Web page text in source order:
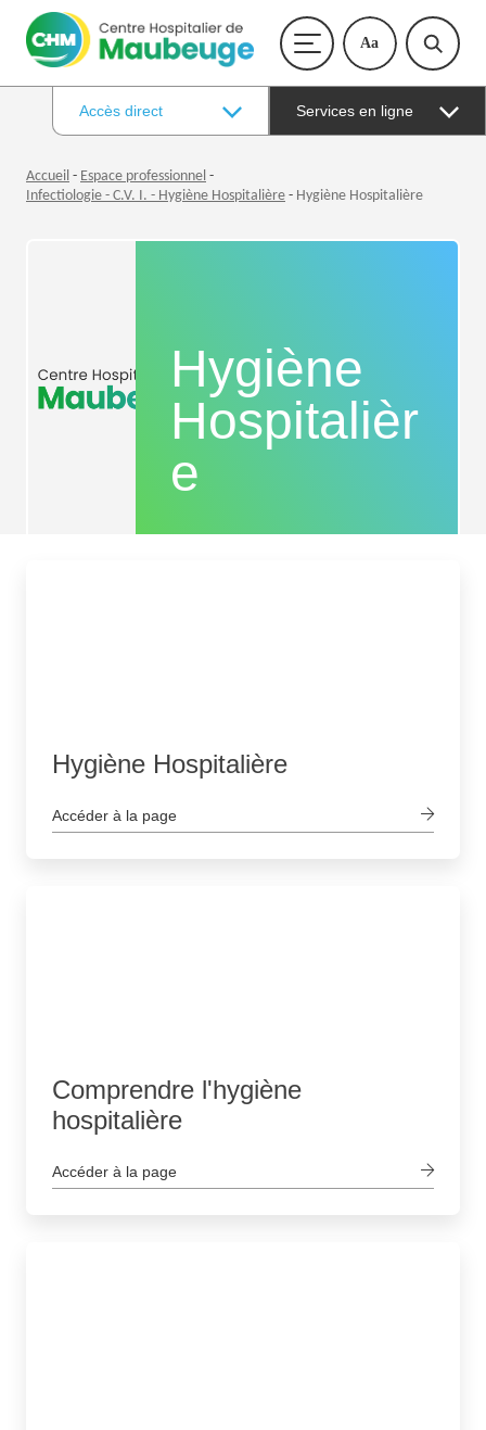
Aa
Accès direct Services en ligne
Accueil - Espace professionnel -
Infectiologie - C.V. I. - Hygiène Hospitalière - Hygiène Hospitalière
Hygiène
Hospitalièr
e
Hygiène Hospitalière
Accéder à la page
Comprendre l'hygiène
hospitalière
Accéder à la page